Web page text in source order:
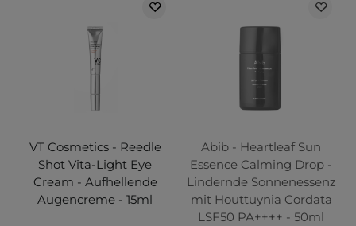
VT Cosmetics - Reedle
Shot Vita-Light Eye
Cream - Aufhellende
Augencreme - 15ml
Abib - Heartleaf Sun
Essence Calming Drop -
Lindernde Sonnenessenz
mit Houttuynia Cordata
LSF50 PA++++ - 50ml